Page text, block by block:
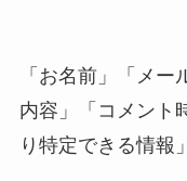
「お名前」「メ
内容」「コメント
り特定できる情報」